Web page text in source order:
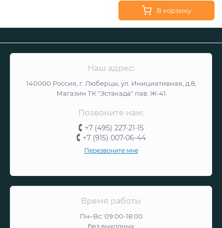
В корзину
Наш адрес:
140000 Россия, г. Люберцы, ул. Инициативная, д.8,
Магазин ТК "Эстакада" пав. Ж-41
Позвоните нам:
+7 (495) 227-21-15
+7 (915) 007-06-44
Перезвоните мне
Время работы
Пн–Вс: 09:00-18:00
Без выходных